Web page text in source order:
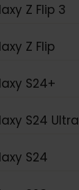
Z Flip 3
Z Flip
S24+
S24 Ultra
S24